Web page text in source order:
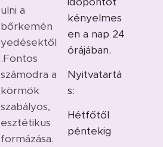
ulni a
bőrkemén
yedésektől
.Fontos
számodra a
körmök
szabályos,
esztétikus
formázása.
kényelmes
en a nap 24
órájában.
Nyitvatartá
s:
Hétfőtől
péntekig